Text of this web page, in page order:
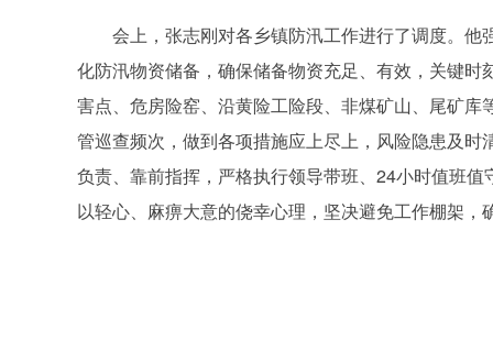
会上，张志刚对各乡镇防汛工作进行了调度。
化防汛物资储备，确保储备物资充足、有效，关键
害点、危房险窑、沿黄险工险段、非煤矿山、尾矿
管巡查频次，做到各项措施应上尽上，风险隐患及时
负责、靠前指挥，严格执行领导带班、24小时值班
以轻心、麻痹大意的侥幸心理，坚决避免工作棚架，